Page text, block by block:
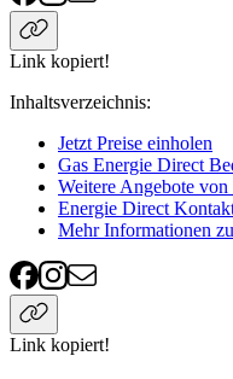
Link kopiert!
Inhaltsverzeichnis:
Jetzt Preise einholen
Gas Energie Direct
Weitere Angebote
Energie Direct
Mehr Informationen
Link kopiert!